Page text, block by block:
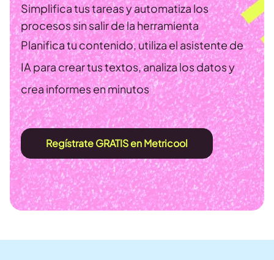
Simplifica tus tareas y automatiza los
procesos sin salir de la herramienta
Planifica tu contenido, utiliza el asistente de
IA para crear tus textos, analiza los datos y
crea informes en minutos
Regístrate GRATIS en Metricool